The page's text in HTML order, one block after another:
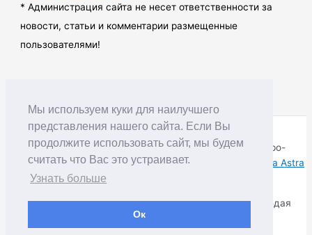
Мы используем куки для наилучшего
представления нашего сайта. Если Вы
продолжите использовать сайт, мы будем
считать что Вас это устраивает.
Узнать больше
Ок
* Администрация сайта не несет ответственности за
новости, статьи и комментарии размещенные
пользователями!
Copyright © RUDNIK.MOBI 28.06.2008 - 2026 | Северо-
Енисейский округ Красноярского края | Powered by
Тема Astra
Копирование материалов разрешается только соблюдая
Правила